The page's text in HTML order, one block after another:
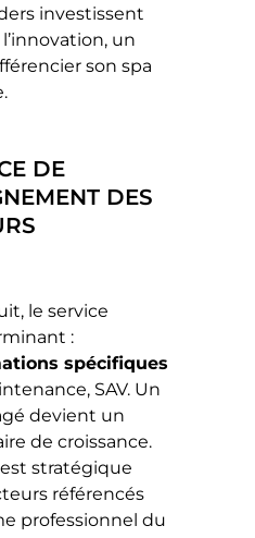
investissent
un
son spa
DE
DES
le service
:
spécifiques
SAV. Un
devient un
de croissance.
stratégique
référencés
professionnel du